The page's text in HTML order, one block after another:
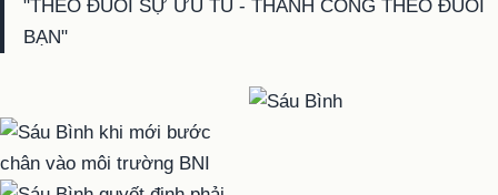
"THEO ĐUỔI SỰ ƯU TÚ - THÀNH CÔNG THEO ĐUỔI
BẠN"